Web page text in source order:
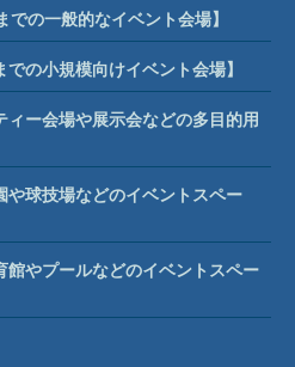
の一般的なイベント会場】
の小規模向けイベント会場】
ィー会場や展示会などの多目的用
や球技場などのイベントスペー
館やプールなどのイベントスペー